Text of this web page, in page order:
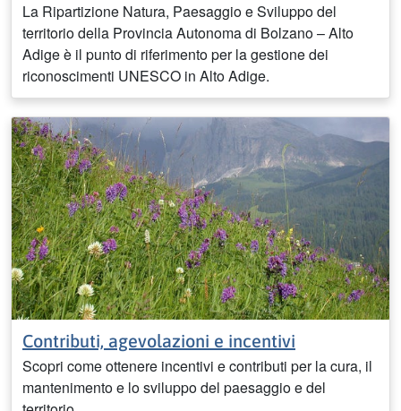
La Ripartizione Natura, Paesaggio e Sviluppo del
territorio della Provincia Autonoma di Bolzano – Alto
Adige è il punto di riferimento per la gestione dei
riconoscimenti UNESCO in Alto Adige.
Contributi, agevolazioni e incentivi
Scopri come ottenere incentivi e contributi per la cura, il
mantenimento e lo sviluppo del paesaggio e del